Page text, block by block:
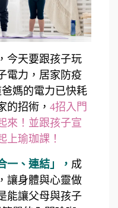
今天要跟孩子玩
電力，居家防疫
媽的電力已快耗
的招術， 4招入門
來！並跟孩子宣
上瑜珈課！
一、連結」， 成
讓身體與心靈做
能讓父母與孩子